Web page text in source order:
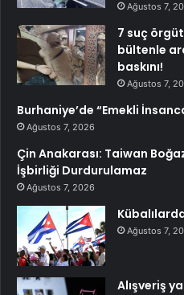
Ağustos 7,
7 suç
bültenle
baskını!
Ağustos 7,
Burhaniye’de “Emekli
Ağustos 7, 2026
Çin Anakarası: Taiwan
İşbirliği Durdurulamaz
Ağustos 7, 2026
Ağustos 7,
Alışveriş